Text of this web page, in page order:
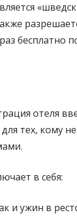
бесплатно
отеля
тех, кому
в себя:
и ужин в